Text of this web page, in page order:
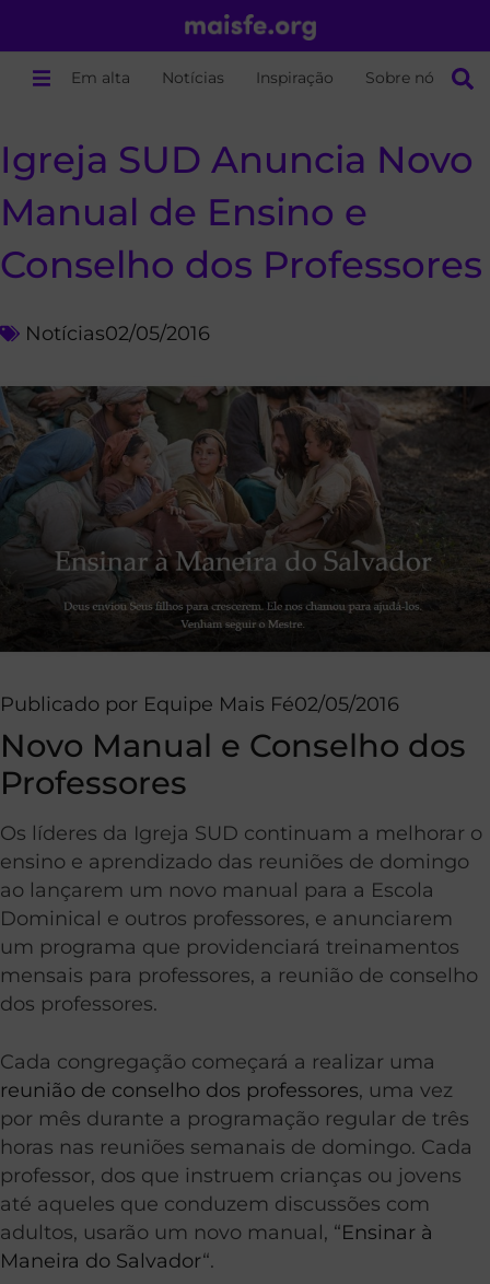
Em alta Notícias Inspiração Sobre nós
Igreja SUD Anuncia Novo
Manual de Ensino e
Conselho dos Professores
Notícias02/05/2016
Publicado por Equipe Mais Fé02/05/2016
Novo Manual e Conselho dos
Professores
Os líderes da Igreja SUD continuam a melhorar o
ensino e aprendizado das reuniões de domingo
ao lançarem um novo manual para a Escola
Dominical e outros professores, e anunciarem
um programa que providenciará treinamentos
mensais para professores, a reunião de conselho
dos professores.
Cada congregação começará a realizar uma
reunião de conselho dos professores, uma vez
por mês durante a programação regular de três
horas nas reuniões semanais de domingo. Cada
professor, dos que instruem crianças ou jovens
até aqueles que conduzem discussões com
adultos, usarão um novo manual, “Ensinar à
Maneira do Salvador“.